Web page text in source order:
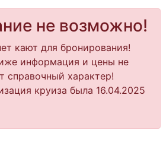
не возможно!
кают для бронирования!
информация и цены не
справочный характер!
круиза была 16.04.2025